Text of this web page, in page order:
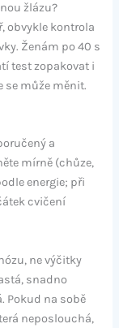
žlázu?
obvykle kontrola
Ženám po 40 s
test zopakovat i
může měnit.
a
mírně (chůze,
energie; při
cvičení
ne výčitky
snadno
Pokud na sobě
neposlouchá,